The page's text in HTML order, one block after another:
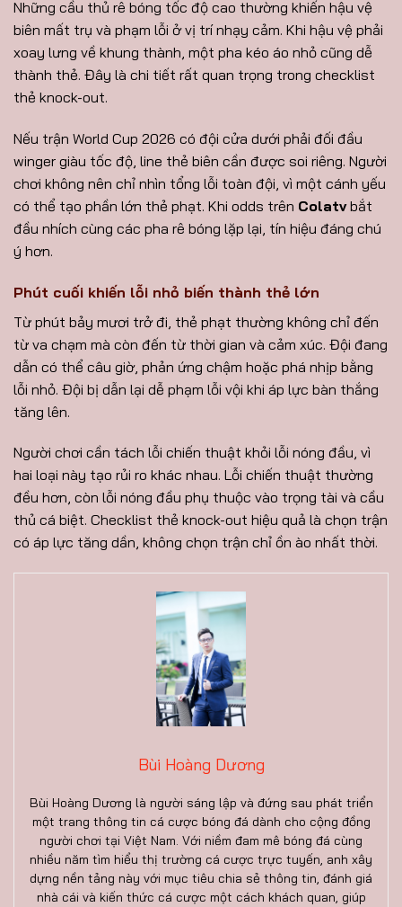
Những cầu thủ rê bóng tốc độ cao thường khiến hậu vệ
biên mất trụ và phạm lỗi ở vị trí nhạy cảm. Khi hậu vệ phải
xoay lưng về khung thành, một pha kéo áo nhỏ cũng dễ
thành thẻ. Đây là chi tiết rất quan trọng trong checklist
thẻ knock-out.
Nếu trận World Cup 2026 có đội cửa dưới phải đối đầu
winger giàu tốc độ, line thẻ biên cần được soi riêng. Người
chơi không nên chỉ nhìn tổng lỗi toàn đội, vì một cánh yếu
có thể tạo phần lớn thẻ phạt. Khi odds trên Colatvbắt
đầu nhích cùng các pha rê bóng lặp lại, tín hiệu đáng chú
ý hơn.
Phút cuối khiến lỗi nhỏ biến thành thẻ lớn
Từ phút bảy mươi trở đi, thẻ phạt thường không chỉ đến
từ va chạm mà còn đến từ thời gian và cảm xúc. Đội đang
dẫn có thể câu giờ, phản ứng chậm hoặc phá nhịp bằng
lỗi nhỏ. Đội bị dẫn lại dễ phạm lỗi vội khi áp lực bàn thắng
tăng lên.
Người chơi cần tách lỗi chiến thuật khỏi lỗi nóng đầu, vì
hai loại này tạo rủi ro khác nhau. Lỗi chiến thuật thường
đều hơn, còn lỗi nóng đầu phụ thuộc vào trọng tài và cầu
thủ cá biệt. Checklist thẻ knock-out hiệu quả là chọn trận
có áp lực tăng dần, không chọn trận chỉ ồn ào nhất thời.
Bùi Hoàng Dương
Bùi Hoàng Dương là người sáng lập và đứng sau phát triển
một trang thông tin cá cược bóng đá dành cho cộng đồng
người chơi tại Việt Nam. Với niềm đam mê bóng đá cùng
nhiều năm tìm hiểu thị trường cá cược trực tuyến, anh xây
dựng nền tảng này với mục tiêu chia sẻ thông tin, đánh giá
nhà cái và kiến thức cá cược một cách khách quan, giúp